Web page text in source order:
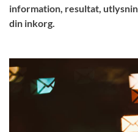
information, resultat,
din inkorg.